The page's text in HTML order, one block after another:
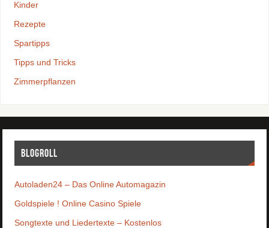
Kinder
Rezepte
Spartipps
Tipps und Tricks
Zimmerpflanzen
Blogroll
Autoladen24 – Das Online Automagazin
Goldspiele ! Online Casino Spiele
Songtexte und Liedertexte – Kostenlos